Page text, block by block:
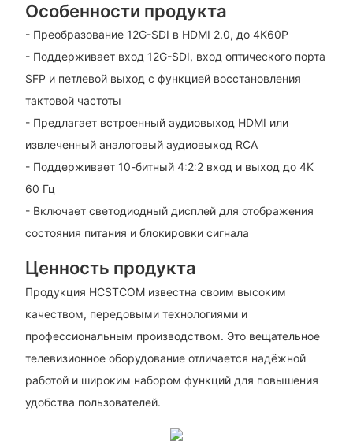
Особенности продукта
- Преобразование 12G-SDI в HDMI 2.0, до 4K60P
- Поддерживает вход 12G-SDI, вход оптического порта
SFP и петлевой выход с функцией восстановления
тактовой частоты
- Предлагает встроенный аудиовыход HDMI или
извлеченный аналоговый аудиовыход RCA
- Поддерживает 10-битный 4:2:2 вход и выход до 4K
60 Гц
- Включает светодиодный дисплей для отображения
состояния питания и блокировки сигнала
Ценность продукта
Продукция HCSTCOM известна своим высоким
качеством, передовыми технологиями и
профессиональным производством. Это вещательное
телевизионное оборудование отличается надёжной
работой и широким набором функций для повышения
удобства пользователей.